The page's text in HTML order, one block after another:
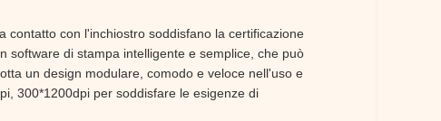
contatto con l'inchiostro soddisfano la certificazione
software di stampa intelligente e semplice, che può
un design modulare, comodo e veloce nell'uso e
300*1200dpi per soddisfare le esigenze di